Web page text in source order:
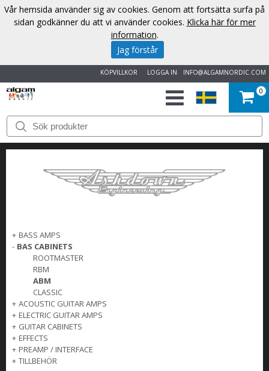
INFO@ALGAMNORDIC.COM
LOGGA IN
KÖPVILLKOR
START
VARUMÄRKEN
NYHETER
OSS
KONTAKT
0
+ BASS AMPS
- BAS CABINETS
ROOTMASTER
RBM
ABM
CLASSIC
+ ACOUSTIC GUITAR AMPS
+ ELECTRIC GUITAR AMPS
+ GUITAR CABINETS
+ EFFECTS
+ PREAMP / INTERFACE
+ TILLBEHÖR
Vår hemsida använder sig av cookies. Genom att fortsätta surfa på
sidan godkänner du att vi använder cookies. Klicka här för mer
information.
Jag förstår